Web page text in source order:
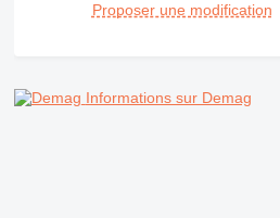
Proposer une modification
Informations sur Demag